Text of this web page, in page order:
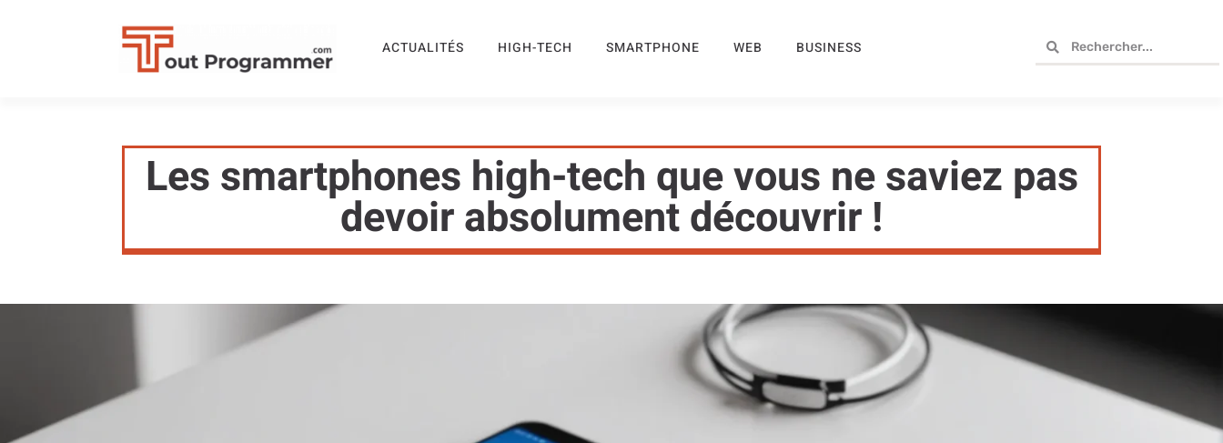
ACTUALITÉS HIGH-TECH SMARTPHONE WEB BUSINESS
Les smartphones high-tech que vous ne saviez pas
devoir absolument découvrir !